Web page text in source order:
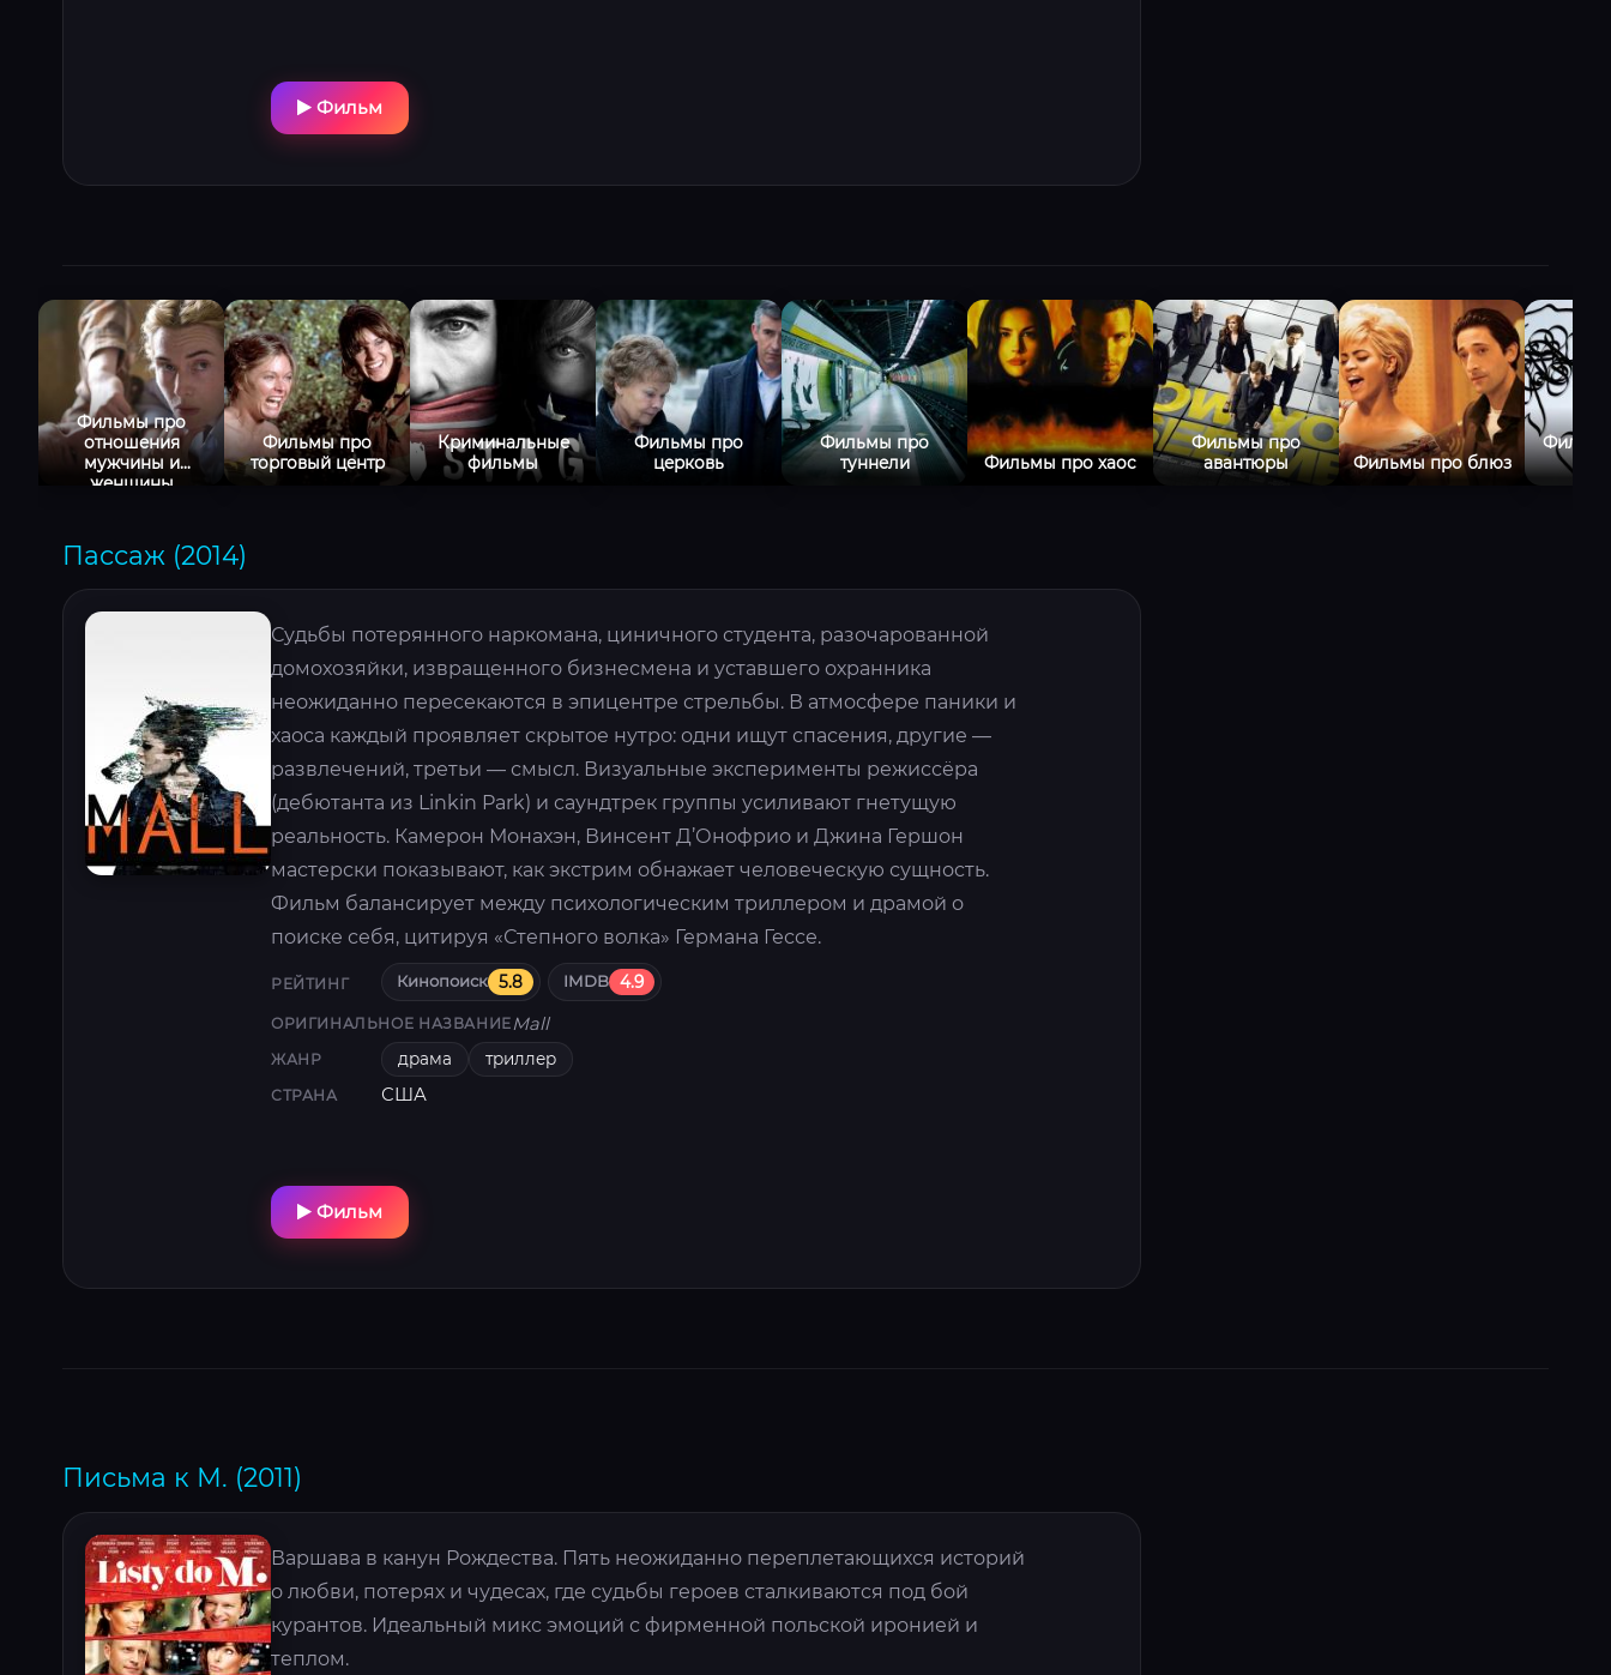
Фильм
Фильмы про
отношения
мужчины и
женщины
Фильмы про
торговый центр
Криминальные
фильмы
Фильмы про
церковь
Фильмы про
туннели
Фильмы про хаос
Фильмы про
авантюры
Фильмы про блюз
Пассаж (2014)
Судьбы потерянного наркомана, циничного студента, разочарованной
домохозяйки, извращенного бизнесмена и уставшего охранника
неожиданно пересекаются в эпицентре стрельбы. В атмосфере паники и
хаоса каждый проявляет скрытое нутро: одни ищут спасения, другие —
развлечений, третьи — смысл. Визуальные эксперименты режиссёра
(дебютанта из Linkin Park) и саундтрек группы усиливают гнетущую
реальность. Камерон Монахэн, Винсент Д’Онофрио и Джина Гершон
мастерски показывают, как экстрим обнажает человеческую сущность.
Фильм балансирует между психологическим триллером и драмой о
поиске себя, цитируя «Степного волка» Германа Гессе.
РЕЙТИНГ Кинопоиск 5.8 IMDB 4.9
ОРИГИНАЛЬНОЕ НАЗВАНИЕ Mall
ЖАНР драма триллер
СТРАНА США
Фильм
Письма к М. (2011)
Варшава в канун Рождества. Пять неожиданно переплетающихся историй
о любви, потерях и чудесах, где судьбы героев сталкиваются под бой
курантов. Идеальный микс эмоций с фирменной польской иронией и
теплом.